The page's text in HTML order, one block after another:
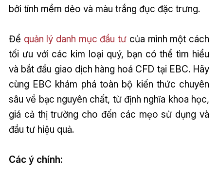
bởi tính mềm dẻo và màu trắng đục đặc trưng.
Để quản lý danh mục đầu tư của mình một cách
tối ưu với các kim loại quý, bạn có thể tìm hiểu
và bắt đầu giao dịch hàng hoá CFD tại EBC. Hãy
cùng EBC khám phá toàn bộ kiến thức chuyên
sâu về bạc nguyên chất, từ định nghĩa khoa học,
giá cả thị trường cho đến các mẹo sử dụng và
đầu tư hiệu quả.
Các ý chính: